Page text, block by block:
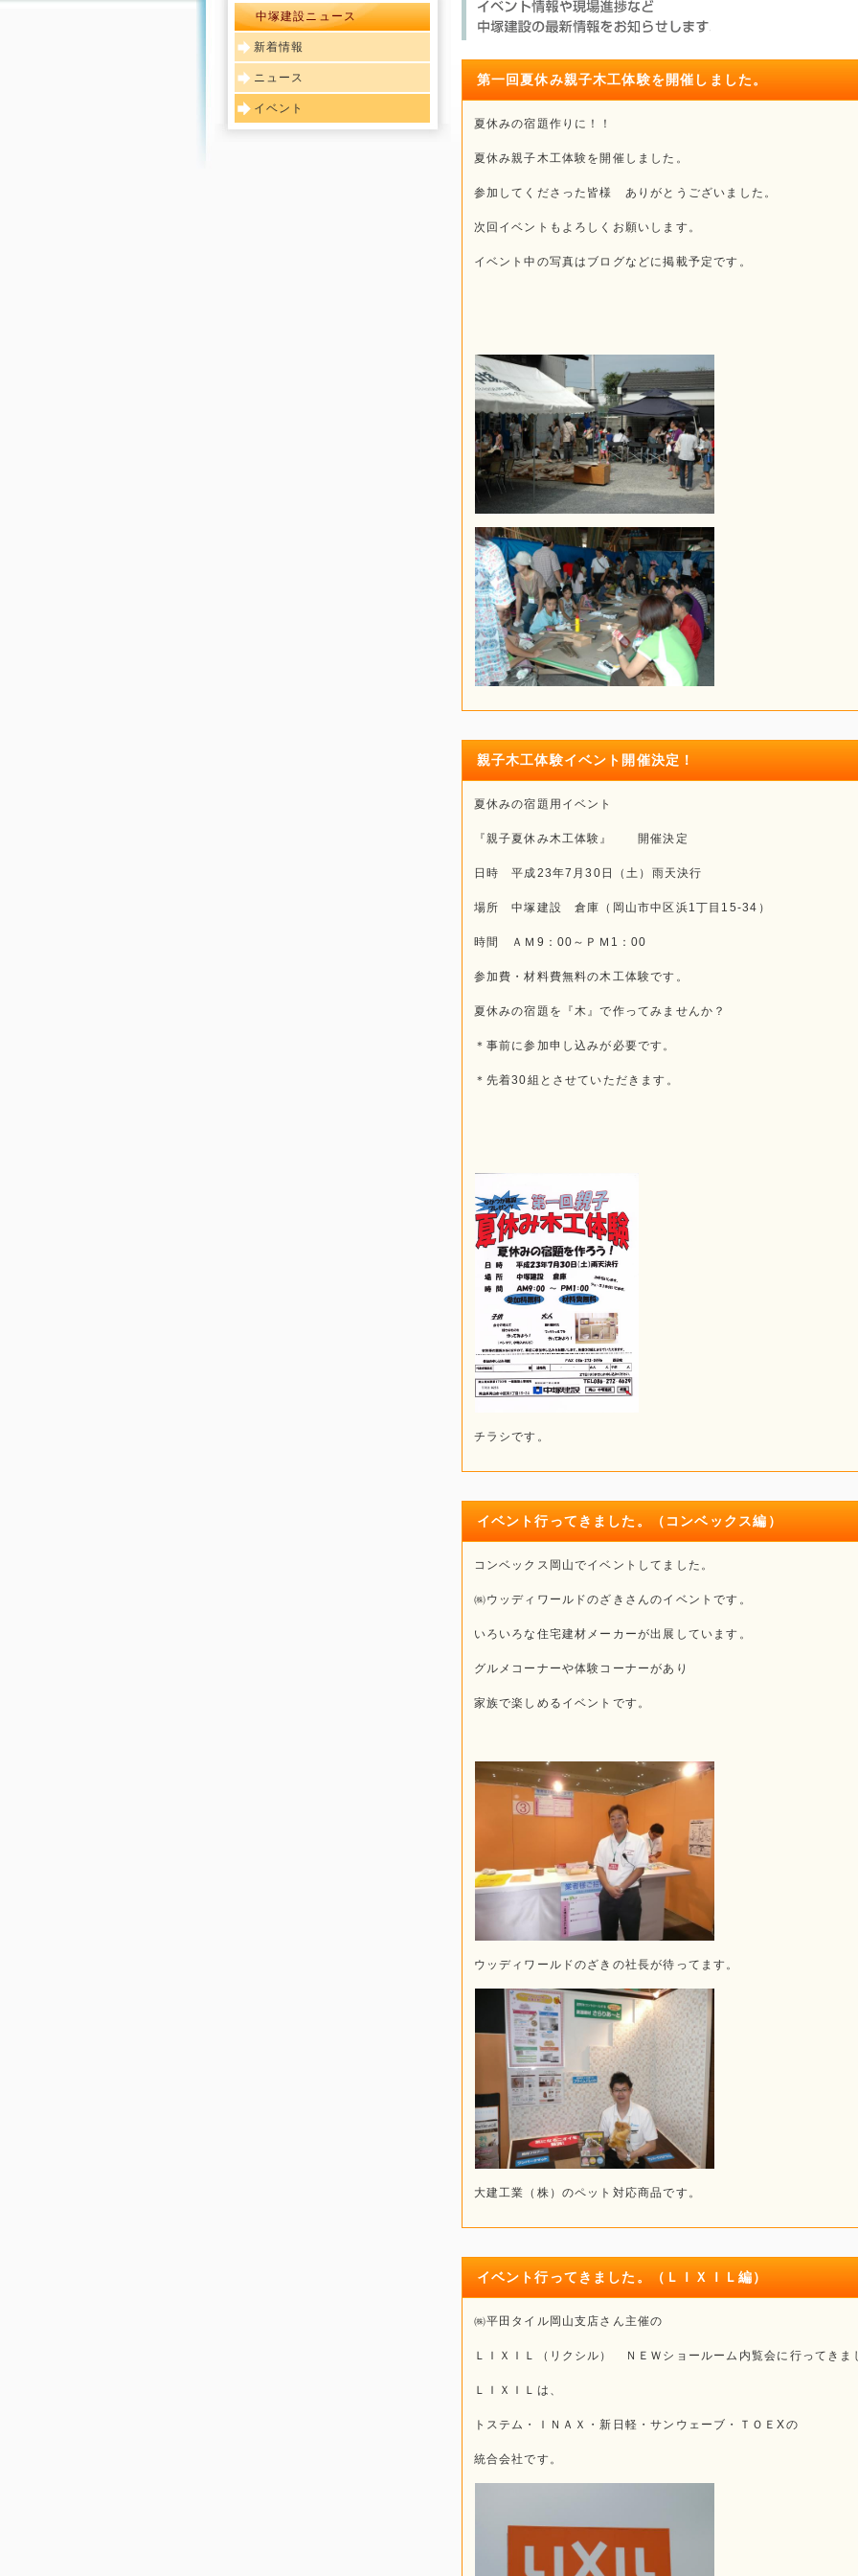
中塚建設ニュース
新着情報
ニュース
イベント
第一回夏休み親子木工体験を開催しました。
夏休みの宿題作りに！！
夏休み親子木工体験を開催しました。
参加してくださった皆様 ありがとうございました。
次回イベントもよろしくお願いします。
イベント中の写真はブログなどに掲載予定です。
親子木工体験イベント開催決定！
夏休みの宿題用イベント
『親子夏休み木工体験』 開催決定
日時 平成23年7月30日（土）雨天決行
場所 中塚建設 倉庫（岡山市中区浜1丁目15-34）
時間 ＡＭ9：00～ＰＭ1：00
参加費・材料費無料の木工体験です。
夏休みの宿題を『木』で作ってみませんか？
＊事前に参加申し込みが必要です。
＊先着30組とさせていただきます。
チラシです。
イベント行ってきました。（コンベックス編）
コンベックス岡山でイベントしてました。
㈱ウッディワールドのざきさんのイベントです。
いろいろな住宅建材メーカーが出展しています。
グルメコーナーや体験コーナーがあり
家族で楽しめるイベントです。
ウッディワールドのざきの社長が待ってます。
大建工業（株）のペット対応商品です。
イベント行ってきました。（ＬＩＸＩＬ編）
㈱平田タイル岡山支店さん主催の
ＬＩＸＩＬ（リクシル） ＮＥＷショールーム内覧会に行ってきま
ＬＩＸＩＬは、
トステム・ＩＮＡＸ・新日軽・サンウェーブ・ＴＯＥXの
統合会社です。